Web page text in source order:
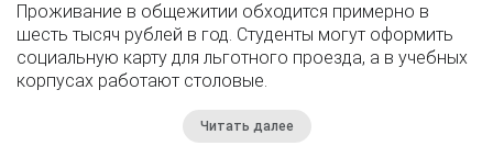
Проживание в общежитии обходится примерно в
шесть тысяч рублей в год. Студенты могут оформить
социальную карту для льготного проезда, а в учебных
корпусах работают столовые.
Читать далее